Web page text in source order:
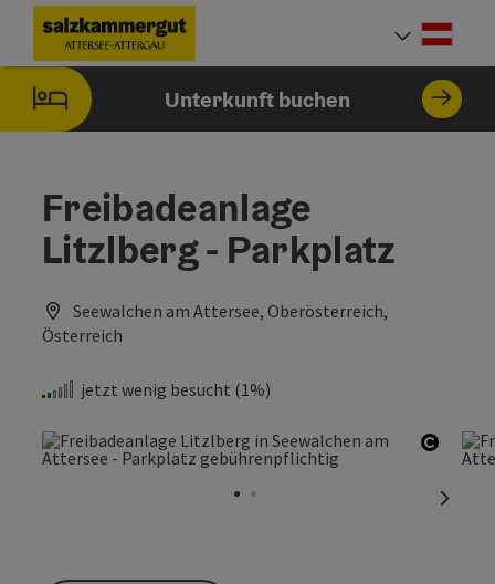
Zum InhaltAccesskey
[0]
Zur NavigationAccesskey
[1]
Zum Seitenanfang
Zum ImpressumAccesskey
[5]
Zu den Hinweisen zur Bedienung der Website Accesskey
Zur StartseiteAccesskey
[7]
Unterkunft buchen
Freibadeanlage
Litzlberg - Parkplatz
Seewalchen am Attersee, Oberösterreich,
Österreich
jetzt wenig besucht (1%)